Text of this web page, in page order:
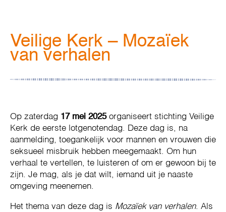
Veilige Kerk – Mozaïek
van verhalen
Op zaterdag 17 mei 2025organiseert stichting Veilige
Kerk de eerste lotgenotendag. Deze dag is, na
aanmelding, toegankelijk voor mannen en vrouwen die
seksueel misbruik hebben meegemaakt. Om hun
verhaal te vertellen, te luisteren of om er gewoon bij te
zijn. Je mag, als je dat wilt, iemand uit je naaste
omgeving meenemen.
Het thema van deze dag is Mozaïek van verhalen. Als